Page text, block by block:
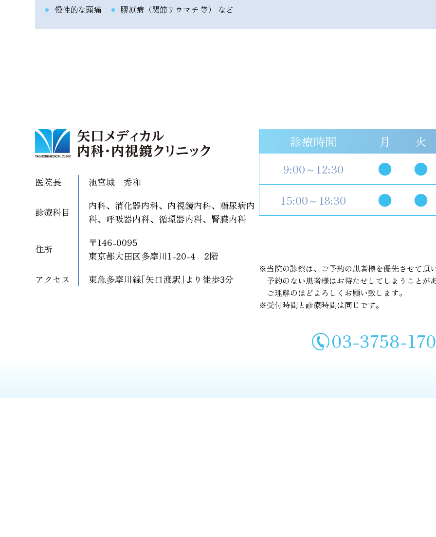
慢性的な頭痛
膠原病（関節リウマチ 等） など
医院長 池宮城 秀和
診療科目
内科、消化器内科、内視鏡内科、糖尿病内
科、呼吸器内科、循環器内科、腎臓内科
住所
〒146-0095
東京都大田区多摩川1-20-4 2階
アクセス
東急多摩川線｢矢口渡駅｣より徒歩3分
※当院の診察は、ご予約の患者様を優先させて頂
予約のない患者様はお待たせしてしまうことが
ご理解のほどよろしくお願い致します。
※受付時間と診療時間は同じです。
診療時間 月 火
9:00～12:30 ● ●
15:00～18:30 ● ●
03-3758-